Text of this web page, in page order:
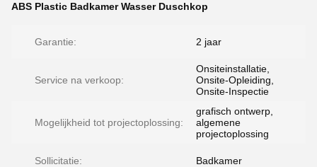
ABS Plastic Badkamer Wasser Duschkop
Garantie: 2 jaar
Service na verkoop:
Onsiteinstallatie,
Onsite-Opleiding,
Onsite-Inspectie
Mogelijkheid tot projectoplossing:
grafisch ontwerp,
algemene
projectoplossing
Sollicitatie: Badkamer